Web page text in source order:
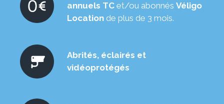
annuels TCet/ou abonnés Véligo
Locationde plus de 3 mois.
Abrités, éclairés et
vidéoprotégés